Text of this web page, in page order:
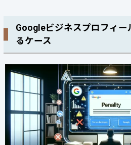
Googleビジネスプロフィー
るケース